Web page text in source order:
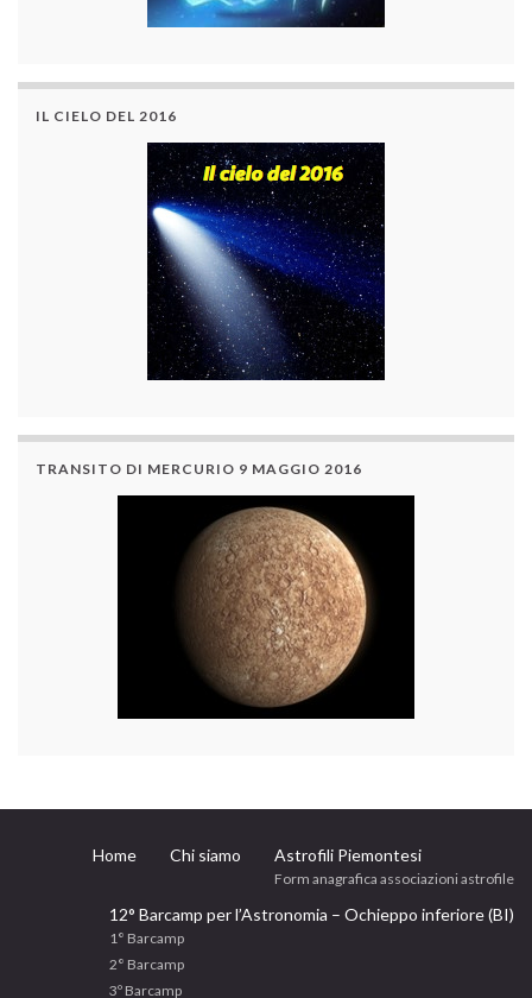
IL CIELO DEL 2016
TRANSITO DI MERCURIO 9 MAGGIO 2016
Home Chi siamo Astrofili Piemontesi
Form anagrafica associazioni astrofile
12° Barcamp per l’Astronomia – Ochieppo inferiore (BI)
1° Barcamp
2° Barcamp
3º Barcamp